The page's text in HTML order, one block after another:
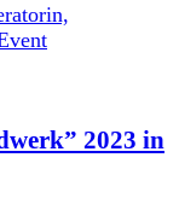
2023 in